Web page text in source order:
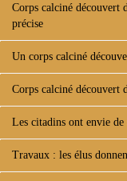
Corps calciné découvert
précise
Un corps calciné
Corps calciné découvert
Les citadins ont envie de
Travaux : les élus